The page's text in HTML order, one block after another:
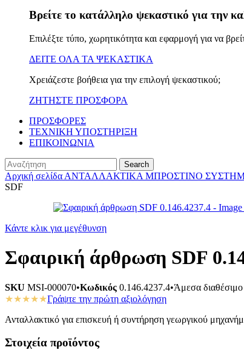
Βρείτε το κατάλληλο ψεκαστικό για την
Επιλέξτε τύπο, χωρητικότητα και εφαρμογή για να
ΔΕΙΤΕ ΟΛΑ ΤΑ ΨΕΚΑΣΤΙΚΑ
Χρειάζεστε βοήθεια για την επιλογή ψεκαστικού;
ΖΗΤΗΣΤΕ ΠΡΟΣΦΟΡΑ
ΠΡΟΣΦΟΡΕΣ
ΤΕΧΝΙΚΗ ΥΠΟΣΤΗΡΙΞΗ
ΕΠΙΚΟΙΝΩΝΙΑ
Search
Αρχική σελίδα ΑΝΤΑΛΛΑΚΤΙΚΑ ΜΠΡΟΣΤΙΝΟ
SDF
Κάντε κλικ για μεγέθυνση
Σφαιρική άρθρωση SDF
SKU MSI-000070•Κωδικός 0.146.4237.4•Άμεσα διαθέσιμο
★★★★★Γράψτε την πρώτη αξιολόγηση
Ανταλλακτικό για επισκευή ή συντήρηση γεωργικού
Στοιχεία προϊόντος